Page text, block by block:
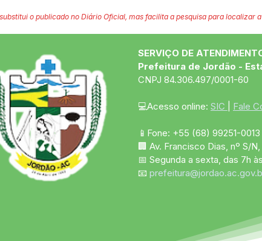
o publicado no Diário Oficial, mas facilita a pesquisa para localizar
SERVIÇO DE
Prefeitura de Jordão -
CNPJ 84.306.497/0001-60
💻Acesso online: SIC Fale
📱Fone: +55 (68) 99251-0013
🏢 Av. Francisco Dias, nº S/
📅 Segunda a sexta, das 7h
📧